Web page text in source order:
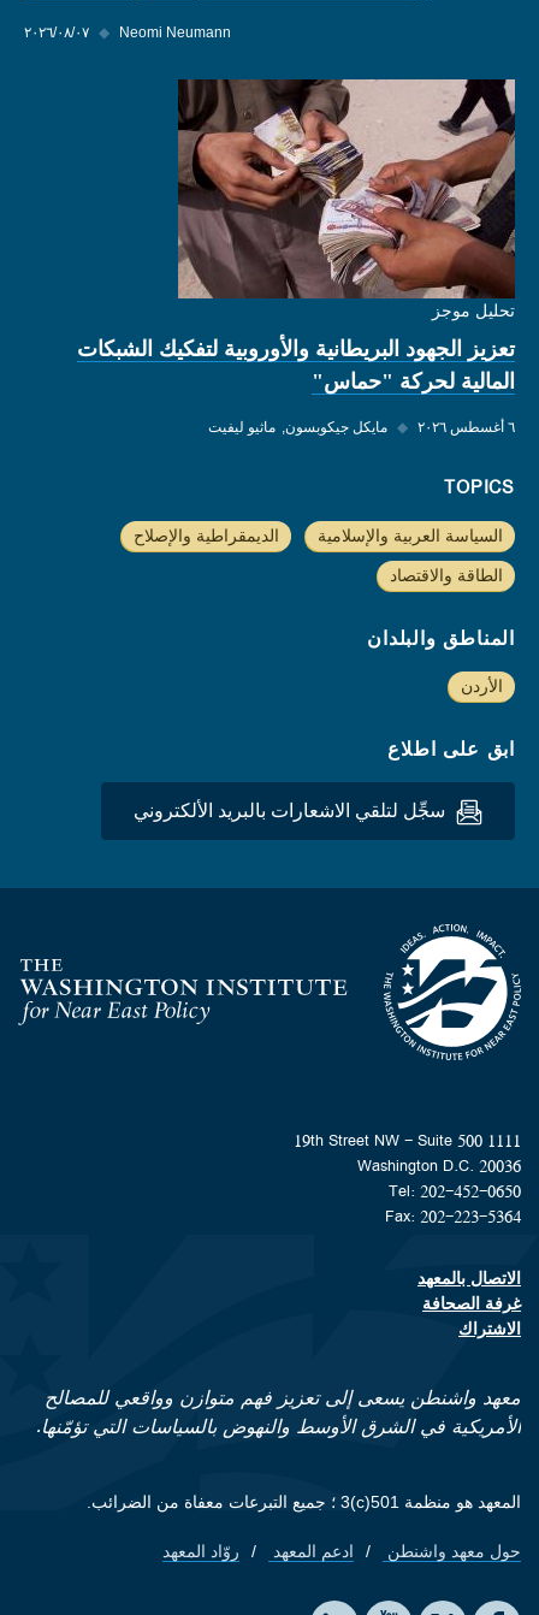
٠٧‏/٠٨‏/٢٠٢٦ ◆ Neomi Neumann
تحليل موجز
تعزيز الجهود البريطانية والأوروبية لتفكيك الشبكات
المالية لحركة "حماس"
٦ أغسطس ٢٠٢٦ ◆ مايكل جيكوبسون ماثيو ليفيت
TOPICS
السياسة العربية والإسلامية الديمقراطية والإصلاح
الطاقة والاقتصاد
المناطق والبلدان
الأردن
ابق على اطلاع
سجِّل لتلقي الاشعارات بالبريد الألكتروني
Homepage
1111 19th Street NW - Suite 500
Washington D.C. 20036
Tel: 202-452-0650
Fax: 202-223-5364
Footer contact links
الاتصال بالمعهد
غرفة الصحافة
الاشتراك
معهد واشنطن يسعى إلى تعزيز فهم متوازن وواقعي للمصالح
الأمريكية في الشرق الأوسط والنهوض بالسياسات التي تؤمّنها.
المعهد هو منظمة 501(c)3 ؛ جميع التبرعات معفاة من الضرائب.
Footer quick links
حول معهد واشنطن ادعم المعهد روّاد المعهد